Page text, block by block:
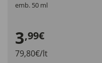
emb. 50 ml
3,99€
79,80€/lt